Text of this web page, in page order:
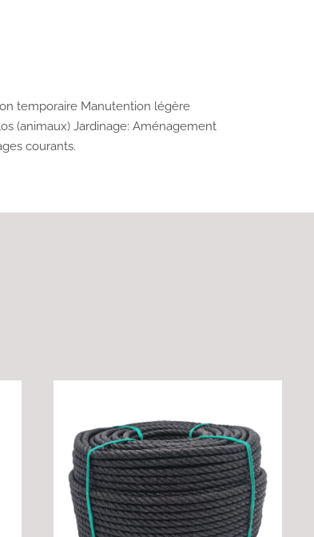
temporaire Manutention légère
(animaux) Jardinage: Aménagement
courants.